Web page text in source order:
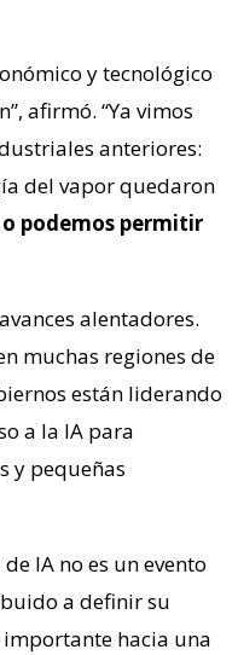
y tecnológico
afirmó. “Ya vimos
anteriores:
del vapor quedaron
podemos permitir
alentadores.
muchas regiones de
están liderando
a la IA para
y pequeñas
IA no es un evento
a definir su
hacia una